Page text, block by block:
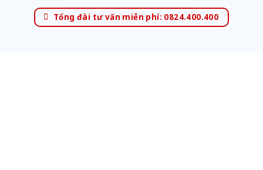
Tổng đài tư vấn miễn phí: 0824.400.400